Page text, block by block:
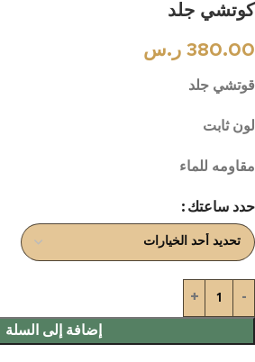
كوتشي جلد
380.00 ر.س
قوتشي جلد
لون ثابت
مقاومه للماء
حدد ساعتك
إضافة إلى السلة